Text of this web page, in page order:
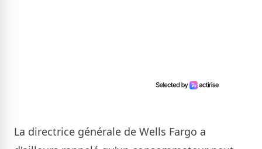
La directrice générale de Wells Fargo a